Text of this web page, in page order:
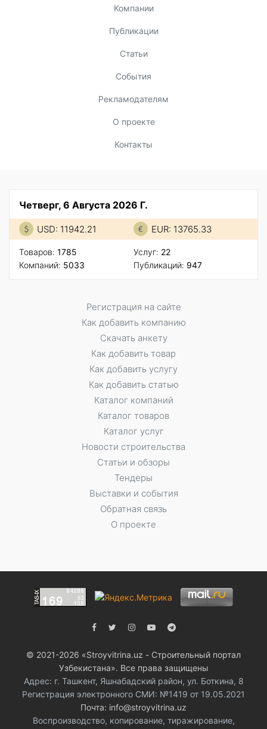
Компании
Публикации
Статьи
События
Рекламодателям
О проекте
Контакты
Четверг, 6 Августа 2026 Г.
USD: 11942.21 EUR: 13765.33
Товаров: 1785
Компаний: 5033
Услуг: 22
Публикаций: 947
Регистрация на сайте
Как добавить компанию
Скачать анкету
Как добавить товар
Как добавить услугу
Как добавить статью
Каталог компаний
Каталог товаров
Каталог услуг
Новости строительства
Статьи и обзоры
Тендеры
Выставки и события
Обратная связь
О проекте
© 2021-2026 «Stroyvitrina.uz - Строительный портал
Узбекистана». Все права защищены
Адрес: г. Ташкент, Яшнабадский район, ул. Боткина, 8
Регистрация электронного СМИ: №1419 от 19.05.2021
Почта: info@stroyvitrina.uz
Воспроизводство, копирование, тиражирование,